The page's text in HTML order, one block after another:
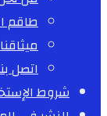
طاقم
ميثاقنا
اتصل
شروط